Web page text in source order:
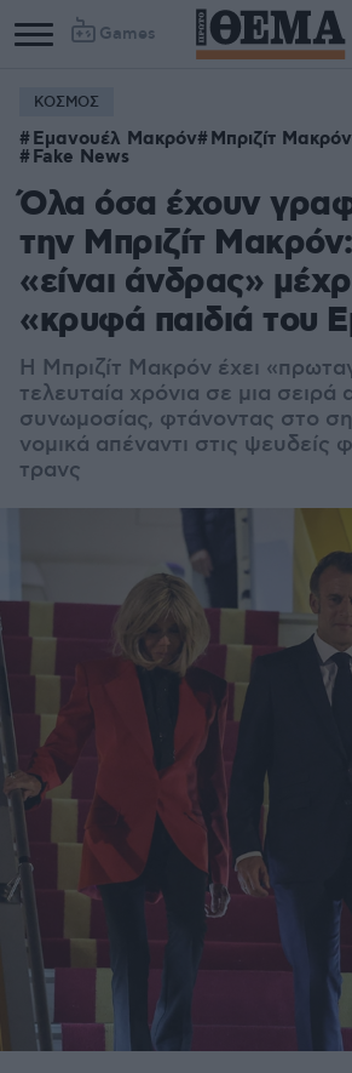
Games
ΚΟΣΜΟΣ
Εμανουέλ Μακρόν Μπριζίτ Μακρόν
Fake News
Όλα όσα έχουν
την Μπριζίτ
«είναι άνδρας»
«κρυφά παιδιά του
Η Μπριζίτ Μακρόν έχει
τελευταία χρόνια σε μια σειρά
συνωμοσίας, φτάνοντας στο
νομικά απέναντι στις ψευδείς
τρανς